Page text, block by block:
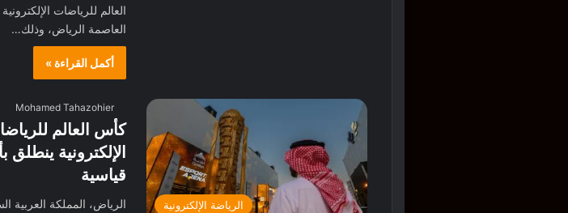
العاصمة الرياض، وذلك…
أكمل القراءة »
الرياضة الإلكترونية
Mohamed Tahazohier
كأس العالم
الإلكترونية ينطلق
قياسية